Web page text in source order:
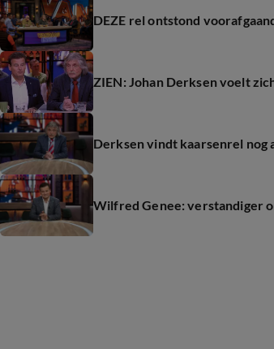
DEZE rel ontstond
ZIEN: Johan Derksen voelt
Derksen vindt kaarsenrel nog
Wilfred Genee: verstandiger